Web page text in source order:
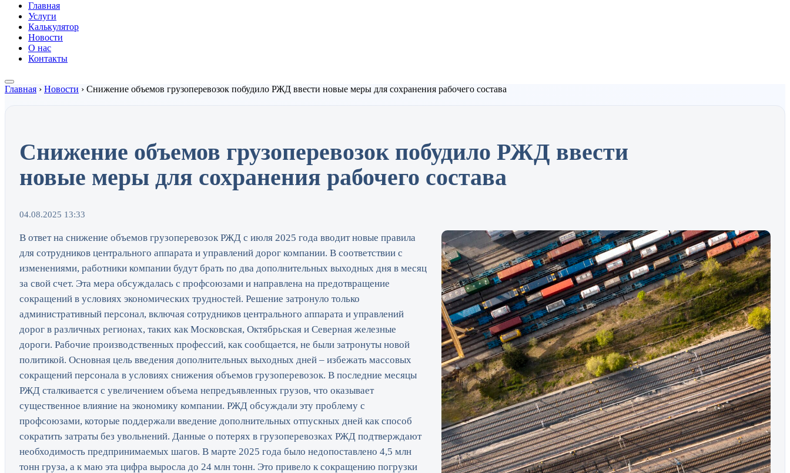
Главная
Услуги
Калькулятор
Новости
О нас
Контакты
Главная › Новости › Снижение объемов грузоперевозок побудило РЖД ввести новые меры для сохранения рабочего состава
Снижение объемов грузоперевозок побудило РЖД ввести
новые меры для сохранения рабочего состава
04.08.2025 13:33
В ответ на снижение объемов грузоперевозок РЖД с июля 2025 года вводит новые правила
для сотрудников центрального аппарата и управлений дорог компании. В соответствии с
изменениями, работники компании будут брать по два дополнительных выходных дня в месяц
за свой счет. Эта мера обсуждалась с профсоюзами и направлена на предотвращение
сокращений в условиях экономических трудностей. Решение затронуло только
административный персонал, включая сотрудников центрального аппарата и управлений
дорог в различных регионах, таких как Московская, Октябрьская и Северная железные
дороги. Рабочие производственных профессий, как сообщается, не были затронуты новой
политикой. Основная цель введения дополнительных выходных дней – избежать массовых
сокращений персонала в условиях снижения объемов грузоперевозок. В последние месяцы
РЖД сталкивается с увеличением объема непредъявленных грузов, что оказывает
существенное влияние на экономику компании. РЖД обсуждали эту проблему с
профсоюзами, которые поддержали введение дополнительных отпускных дней как способ
сократить затраты без увольнений. Данные о потерях в грузоперевозках РЖД подтверждают
необходимость предпринимаемых шагов. В марте 2025 года было недопоставлено 4,5 млн
тонн груза, а к маю эта цифра выросла до 24 млн тонн. Это привело к сокращению погрузки